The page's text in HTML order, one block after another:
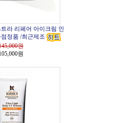
라 리페어 아이크림 인
정품 /최근제조
원
원